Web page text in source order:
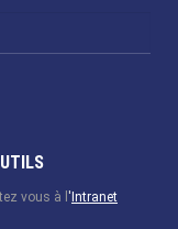
vous à l ' Intranet